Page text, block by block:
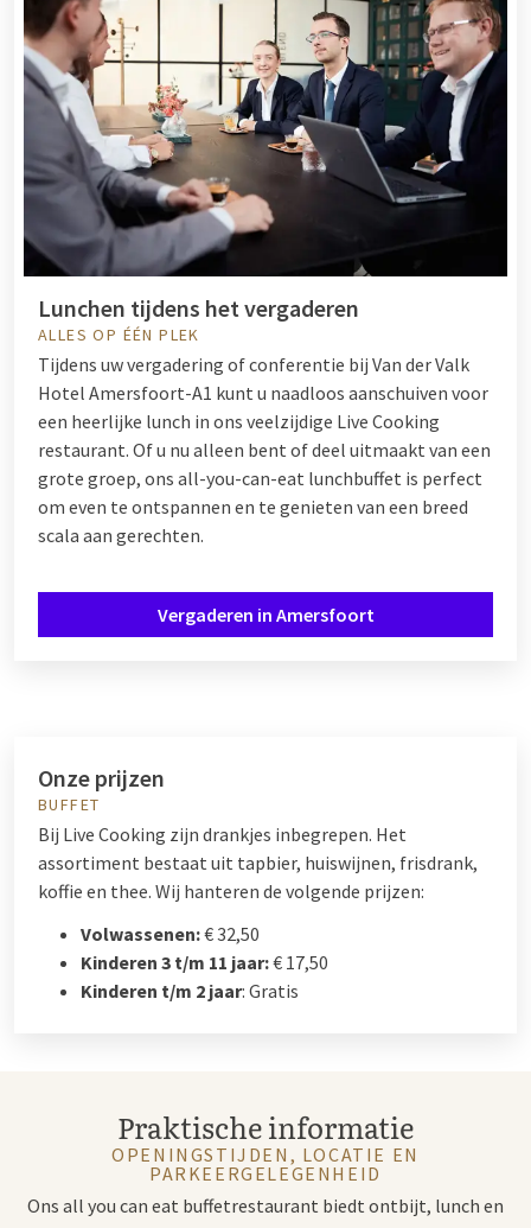
Lunchen tijdens het vergaderen
ALLES OP ÉÉN PLEK
Tijdens uw vergadering of conferentie bij Van der Valk
Hotel Amersfoort-A1 kunt u naadloos aanschuiven voor
een heerlijke lunch in ons veelzijdige Live Cooking
restaurant. Of u nu alleen bent of deel uitmaakt van een
grote groep, ons all-you-can-eat lunchbuffet is perfect
om even te ontspannen en te genieten van een breed
scala aan gerechten.
Vergaderen in Amersfoort
Onze prijzen
BUFFET
Bij Live Cooking zijn drankjes inbegrepen. Het
assortiment bestaat uit tapbier, huiswijnen, frisdrank,
koffie en thee. Wij hanteren de volgende prijzen:
Volwassenen:€ 32,50
Kinderen 3 t/m 11 jaar:€ 17,50
Kinderen t/m 2 jaar: Gratis
Praktische informatie
OPENINGSTIJDEN, LOCATIE EN
PARKEERGELEGENHEID
Ons all you can eat buffetrestaurant biedt ontbijt, lunch en